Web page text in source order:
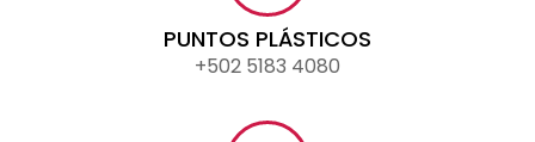
PUNTOS PLÁSTICOS
+502 5183 4080